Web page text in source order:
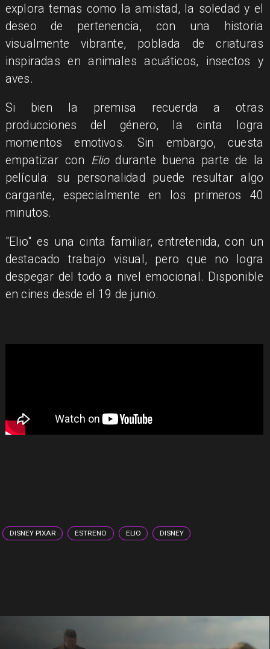
explora temas como la amistad, la soledad y el
deseo de pertenencia, con una historia
visualmente vibrante, poblada de criaturas
inspiradas en animales acuáticos, insectos y
aves.
Si bien la premisa recuerda a otras
producciones del género, la cinta logra
momentos emotivos. Sin embargo, cuesta
empatizar con Eliodurante buena parte de la
película: su personalidad puede resultar algo
cargante, especialmente en los primeros 40
minutos.
"Elio" es una cinta familiar, entretenida, con un
destacado trabajo visual, pero que no logra
despegar del todo a nivel emocional. Disponible
en cines desde el 19 de junio.
DISNEY PIXAR ESTRENO ELIO DISNEY